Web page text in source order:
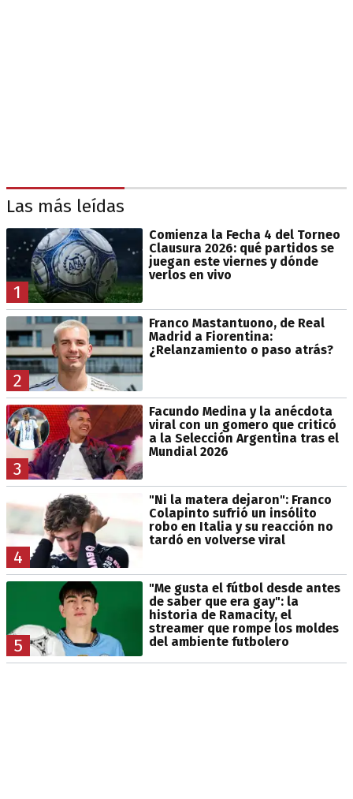
Las más leídas
1
Comienza la Fecha 4 del Torneo
Clausura 2026: qué partidos se
juegan este viernes y dónde
verlos en vivo
2
Franco Mastantuono, de Real
Madrid a Fiorentina:
¿Relanzamiento o paso atrás?
3
Facundo Medina y la anécdota
viral con un gomero que criticó
a la Selección Argentina tras el
Mundial 2026
4
"Ni la matera dejaron": Franco
Colapinto sufrió un insólito
robo en Italia y su reacción no
tardó en volverse viral
5
"Me gusta el fútbol desde antes
de saber que era gay": la
historia de Ramacity, el
streamer que rompe los moldes
del ambiente futbolero